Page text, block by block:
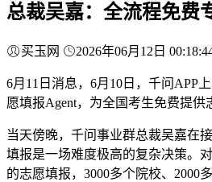
总裁吴嘉：全流程免费
买玉网 2026年06月12日
6月11日消息，6月10日，千问APP
愿填报Agent，为全国考生免费提供
当天傍晚，千问事业群总裁吴嘉在
填报是一场难度极高的复杂决策。
的志愿填报，3000多个院校、2000